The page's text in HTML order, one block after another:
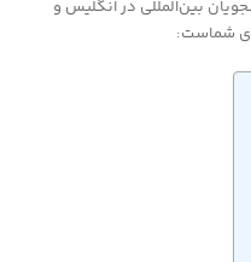
بین‌المللی در انگلیس و
شماست: